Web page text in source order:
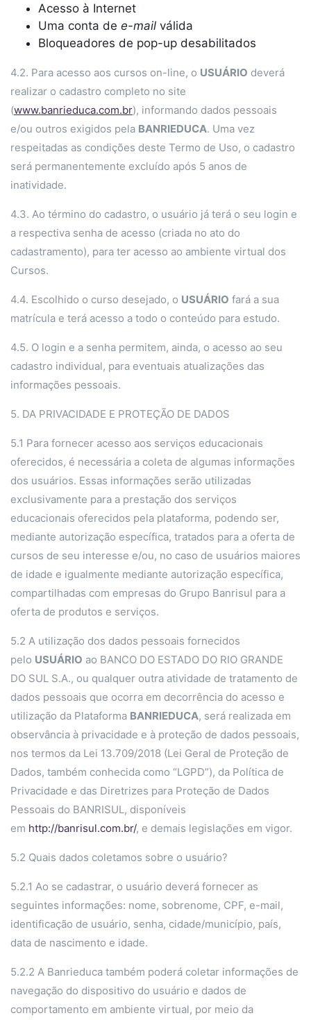
Acesso à Internet
Uma conta de e-mail válida
Bloqueadores de pop-up desabilitados
4.2. Para acesso aos cursos on-line, o USUÁRIO deverá
realizar o cadastro completo no site
(www.banrieduca.com.br), informando dados pessoais
e/ou outros exigidos pela BANRIEDUCA. Uma vez
respeitadas as condições deste Termo de Uso, o cadastro
será permanentemente excluído após 5 anos de
inatividade.
4.3. Ao término do cadastro, o usuário já terá o seu login e
a respectiva senha de acesso (criada no ato do
cadastramento), para ter acesso ao ambiente virtual dos
Cursos.
4.4. Escolhido o curso desejado, o USUÁRIO fará a sua
matrícula e terá acesso a todo o conteúdo para estudo.
4.5. O login e a senha permitem, ainda, o acesso ao seu
cadastro individual, para eventuais atualizações das
informações pessoais.
5. DA PRIVACIDADE E PROTEÇÃO DE DADOS
5.1 Para fornecer acesso aos serviços educacionais
oferecidos, é necessária a coleta de algumas informações
dos usuários. Essas informações serão utilizadas
exclusivamente para a prestação dos serviços
educacionais oferecidos pela plataforma, podendo ser,
mediante autorização específica, tratados para a oferta de
cursos de seu interesse e/ou, no caso de usuários maiores
de idade e igualmente mediante autorização específica,
compartilhadas com empresas do Grupo Banrisul para a
oferta de produtos e serviços.
5.2 A utilização dos dados pessoais fornecidos
pelo USUÁRIO ao BANCO DO ESTADO DO RIO GRANDE
DO SUL S.A., ou qualquer outra atividade de tratamento de
dados pessoais que ocorra em decorrência do acesso e
utilização da Plataforma BANRIEDUCA, será realizada em
observância à privacidade e à proteção de dados pessoais,
nos termos da Lei 13.709/2018 (Lei Geral de Proteção de
Dados, também conhecida como “LGPD”), da Política de
Privacidade e das Diretrizes para Proteção de Dados
Pessoais do BANRISUL, disponíveis
em http://banrisul.com.br/, e demais legislações em vigor.
5.2 Quais dados coletamos sobre o usuário?
5.2.1 Ao se cadastrar, o usuário deverá fornecer as
seguintes informações: nome, sobrenome, CPF, e-mail,
identificação de usuário, senha, cidade/município, país,
data de nascimento e idade.
5.2.2 A Banrieduca também poderá coletar informações de
navegação do dispositivo do usuário e dados de
comportamento em ambiente virtual, por meio da